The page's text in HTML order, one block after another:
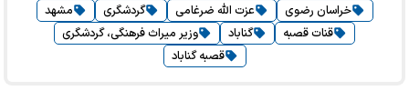
خراسان رضوی عزت الله ضرغامی گردشگری
مشهد
قنات قصبه
گناباد
وزیر میراث فرهنگی، گردشگری
قصبه گناباد